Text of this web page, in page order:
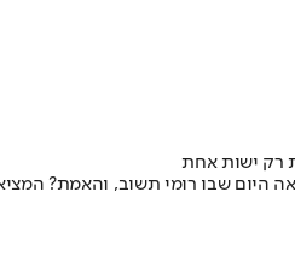
רק ישות אחת
היום שבו רומי תשוב, והאמת?